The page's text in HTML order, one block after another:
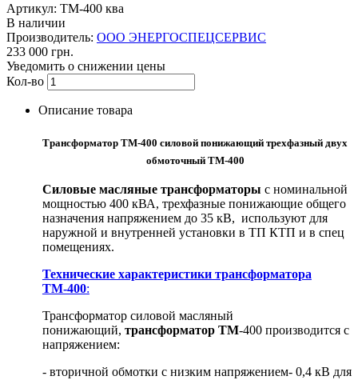
Артикул: ТМ-400 ква
В наличии
Производитель: ООО ЭНЕРГОСПЕЦСЕРВИС
233 000 грн.
Уведомить о снижении цены
Кол-во
Описание товара
Трансформатор ТМ-400 силовой понижающий трехфазный двух
обмоточный ТМ-400
Силовые масляные трансформаторы с номинальной
мощностью 400 кВА, трехфазные понижающие общего
назначения напряжением до 35 кВ, используют для
наружной и внутренней установки в ТП КТП и в спец
помещениях.
Технические характеристики трансформатора
ТМ-400:
Трансформатор силовой масляный
понижающий, трансформатор ТМ-400 производится с
напряжением:
- вторичной обмотки с низким напряжением- 0,4 кВ для